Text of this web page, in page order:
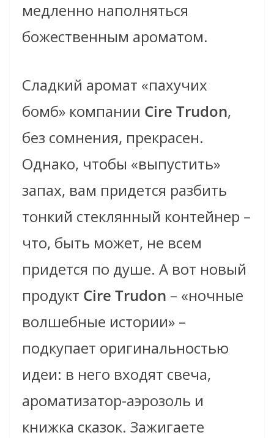
медленно наполняться
божественным ароматом.
Сладкий аромат «пахучих
бомб» компании Cire Trudon,
без сомнения, прекрасен.
Однако, чтобы «выпустить»
запах, вам придется разбить
тонкий стеклянный контейнер –
что, быть может, не всем
придется по душе. А вот новый
продукт Cire Trudon – «ночные
волшебные истории» –
подкупает оригинальностью
идеи: в него входят свеча,
ароматизатор-аэрозоль и
книжка сказок. Зажигаете